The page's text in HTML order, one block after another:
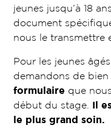
jeunes jusqu’à 18
document
nous le transmettre
Pour les jeunes
demandons de
formulaire que
début du stage. Il
le plus grand soin.